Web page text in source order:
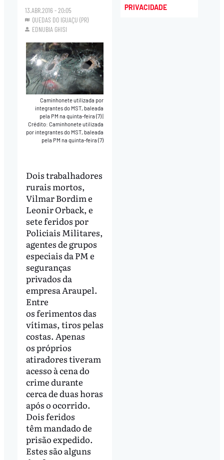
13.ABR.2016 - 20:05
QUEDAS DO IGUAÇU (PR)
EDNUBIA GHISI
Caminhonete utilizada por
integrantes do MST, baleada
pela PM na quinta-feira (7)|
Crédito: Caminhonete utilizada
por integrantes do MST, baleada
pela PM na quinta-feira (7)
Dois trabalhadores
rurais mortos,
Vilmar Bordim e
Leonir Orback, e
sete feridos por
Policiais Militares,
agentes de grupos
especiais da PM e
seguranças
privados da
empresa Araupel.
Entre
os ferimentos das
vítimas, tiros pelas
costas. Apenas
os próprios
atiradores tiveram
acesso à cena do
crime durante
cerca de duas horas
após o ocorrido.
Dois feridos
têm mandado de
prisão expedido.
Estes são alguns
PRIVACIDADE